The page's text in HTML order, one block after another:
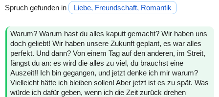
Spruch gefunden in Liebe, Freundschaft, Romantik
Warum? Warum hast du alles kaputt gemacht? Wir haben uns
doch geliebt! Wir haben unsere Zukunft geplant, es war alles
perfekt. Und dann? Von einem Tag auf den anderen, im Streit,
fängst du an: es wird die alles zu viel, du brauchst eine
Auszeit!! Ich bin gegangen, und jetzt denke ich mir warum?
Vielleicht hätte ich bleiben sollen! Aber jetzt ist es zu spät. Was
würde ich dafür geben, wenn ich die Zeit zurück drehen